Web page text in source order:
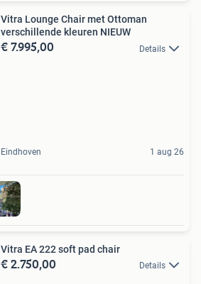
Vitra Lounge Chair met Ottoman
verschillende kleuren NIEUW
€ 7.995,00 Details
Eindhoven 1 aug 26
Vitra EA 222 soft pad chair
€ 2.750,00 Details